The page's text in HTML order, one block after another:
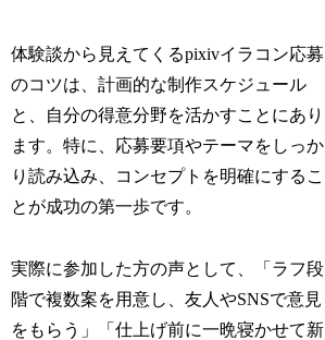
体験談から見えてくるpixivイラコン応募
のコツは、計画的な制作スケジュール
と、自分の得意分野を活かすことにあり
ます。特に、応募要項やテーマをしっか
り読み込み、コンセプトを明確にするこ
とが成功の第一歩です。
実際に参加した方の声として、「ラフ段
階で複数案を用意し、友人やSNSで意見
をもらう」「仕上げ前に一晩寝かせて新